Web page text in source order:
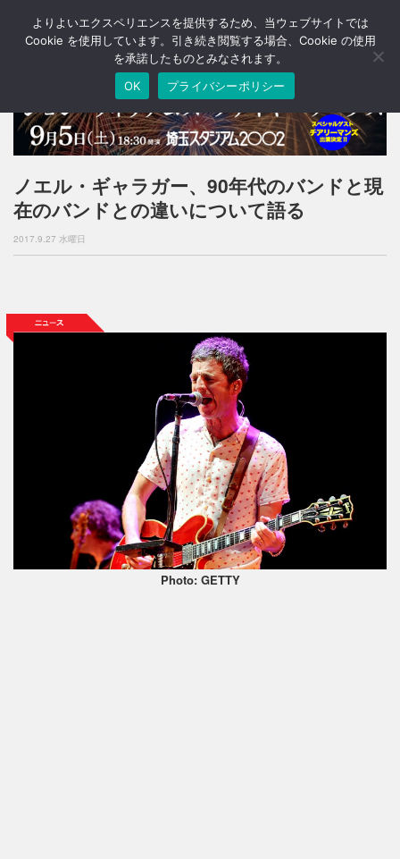
T
o
a
v
i
g
o
ノエル・ギャラガー、90年代のバンドと現
在のバンドとの違いについて語る
2017.9.27 水曜日
Photo: GETTY
よりよいエクスペリエンスを提供するため、当ウェブサイトでは
Cookie を使用しています。引き続き閲覧する場合、Cookie の使用
を承諾したものとみなされます。
OK
プライバシーポリシー